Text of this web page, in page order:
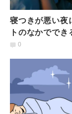
寝つきが悪い夜
トのなかででき
ションを使った”
0